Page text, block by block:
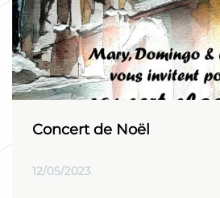
Concert de Noël
12/05/2023